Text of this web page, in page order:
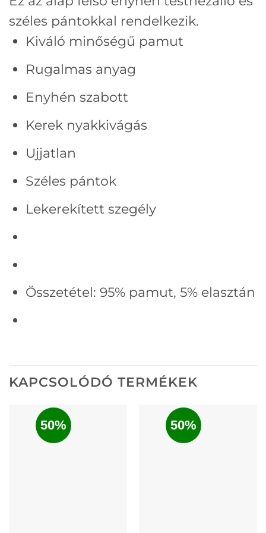
széles pántokkal rendelkezik.
Kiváló minőségű pamut
Rugalmas anyag
Enyhén szabott
Kerek nyakkivágás
Ujjatlan
Széles pántok
Lekerekített szegély
Összetétel:95% pamut, 5% elasztán
KAPCSOLÓDÓ TERMÉKEK
50% 50%